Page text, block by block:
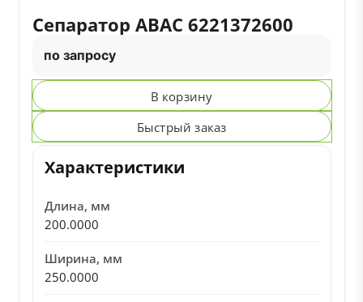
Сепаратор ABAC 6221372600
по запросу
В корзину
Быстрый заказ
Характеристики
Длина, мм
200.0000
Ширина, мм
250.0000